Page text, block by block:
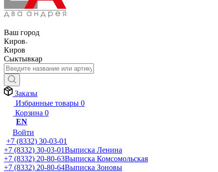
Ваш город
Киров
Киров
Сыктывкар
Заказы
Избранные товары 0
Корзина 0
EN
Войти
+7 (8332) 30-03-01
+7 (8332) 30-03-01Выписка Ленина
+7 (8332) 20-80-63Выписка Комсомольская
+7 (8332) 20-80-64Выписка Зоновы